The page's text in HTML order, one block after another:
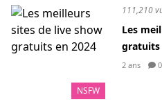
NSFW
111,210
Les
gratuits
2 ans